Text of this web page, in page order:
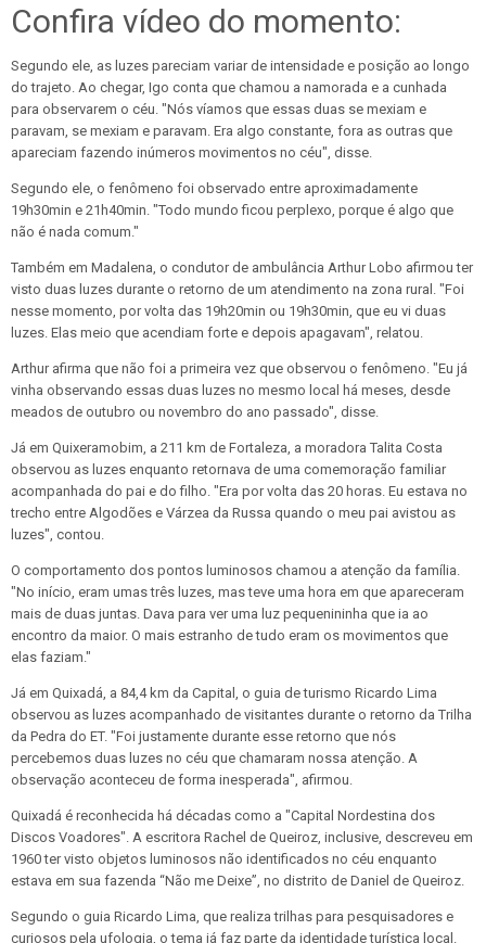
Confira vídeo do momento:
Segundo ele, as luzes pareciam variar de intensidade e posição ao longo
do trajeto. Ao chegar, Igo conta que chamou a namorada e a cunhada
para observarem o céu. "Nós víamos que essas duas se mexiam e
paravam, se mexiam e paravam. Era algo constante, fora as outras que
apareciam fazendo inúmeros movimentos no céu", disse.
Segundo ele, o fenômeno foi observado entre aproximadamente
19h30min e 21h40min. "Todo mundo ficou perplexo, porque é algo que
não é nada comum."
Também em Madalena, o condutor de ambulância Arthur Lobo afirmou ter
visto duas luzes durante o retorno de um atendimento na zona rural. "Foi
nesse momento, por volta das 19h20min ou 19h30min, que eu vi duas
luzes. Elas meio que acendiam forte e depois apagavam", relatou.
Arthur afirma que não foi a primeira vez que observou o fenômeno. "Eu já
vinha observando essas duas luzes no mesmo local há meses, desde
meados de outubro ou novembro do ano passado", disse.
Já em Quixeramobim, a 211 km de Fortaleza, a moradora Talita Costa
observou as luzes enquanto retornava de uma comemoração familiar
acompanhada do pai e do filho. "Era por volta das 20 horas. Eu estava no
trecho entre Algodões e Várzea da Russa quando o meu pai avistou as
luzes", contou.
O comportamento dos pontos luminosos chamou a atenção da família.
"No início, eram umas três luzes, mas teve uma hora em que apareceram
mais de duas juntas. Dava para ver uma luz pequenininha que ia ao
encontro da maior. O mais estranho de tudo eram os movimentos que
elas faziam."
Já em Quixadá, a 84,4 km da Capital, o guia de turismo Ricardo Lima
observou as luzes acompanhado de visitantes durante o retorno da Trilha
da Pedra do ET. "Foi justamente durante esse retorno que nós
percebemos duas luzes no céu que chamaram nossa atenção. A
observação aconteceu de forma inesperada", afirmou.
Quixadá é reconhecida há décadas como a "Capital Nordestina dos
Discos Voadores". A escritora Rachel de Queiroz, inclusive, descreveu em
1960 ter visto objetos luminosos não identificados no céu enquanto
estava em sua fazenda “Não me Deixe”, no distrito de Daniel de Queiroz.
Segundo o guia Ricardo Lima, que realiza trilhas para pesquisadores e
curiosos pela ufologia, o tema já faz parte da identidade turística local.